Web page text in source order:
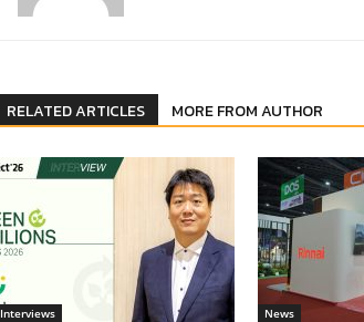
RELATED ARTICLES MORE FROM AUTHOR
Interviews News